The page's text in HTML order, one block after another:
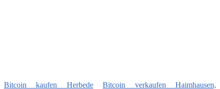
Bitcoin kaufen Herbede Bitcoin verkaufen Haimhausen,